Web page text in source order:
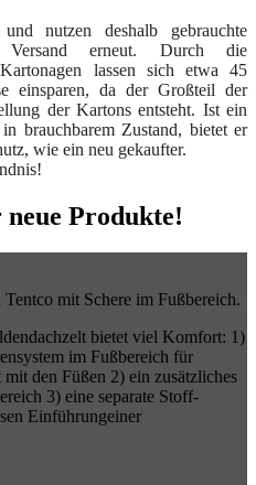
nutzen deshalb gebrauchte
erneut. Durch die
lassen sich etwa 45
einsparen, da der Großteil der
der Kartons entsteht. Ist ein
brauchbarem Zustand, bietet er
wie ein neu gekaufter.
Produkte!
mit Schere im Fußbereich.
bietet viel Komfort: 1)
im Fußbereich für
den Füßen 2) ein zusätzliches
3) eine separate Stoff-
Einführungeiner